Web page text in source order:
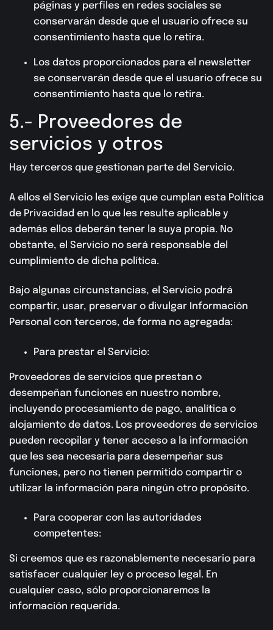
páginas y perfiles en redes sociales se
conservarán desde que el usuario ofrece su
consentimiento hasta que lo retira.
Los datos proporcionados para el newsletter
se conservarán desde que el usuario ofrece su
consentimiento hasta que lo retira.
5.- Proveedores de
servicios y otros
Hay terceros que gestionan parte del Servicio.
A ellos el Servicio les exige que cumplan esta Política
de Privacidad en lo que les resulte aplicable y
además ellos deberán tener la suya propia. No
obstante, el Servicio no será responsable del
cumplimiento de dicha política.
Bajo algunas circunstancias, el Servicio podrá
compartir, usar, preservar o divulgar Información
Personal con terceros, de forma no agregada:
Para prestar el Servicio:
Proveedores de servicios que prestan o
desempeñan funciones en nuestro nombre,
incluyendo procesamiento de pago, analítica o
alojamiento de datos. Los proveedores de servicios
pueden recopilar y tener acceso a la información
que les sea necesaria para desempeñar sus
funciones, pero no tienen permitido compartir o
utilizar la información para ningún otro propósito.
Para cooperar con las autoridades
competentes:
Si creemos que es razonablemente necesario para
satisfacer cualquier ley o proceso legal. En
cualquier caso, sólo proporcionaremos la
información requerida.